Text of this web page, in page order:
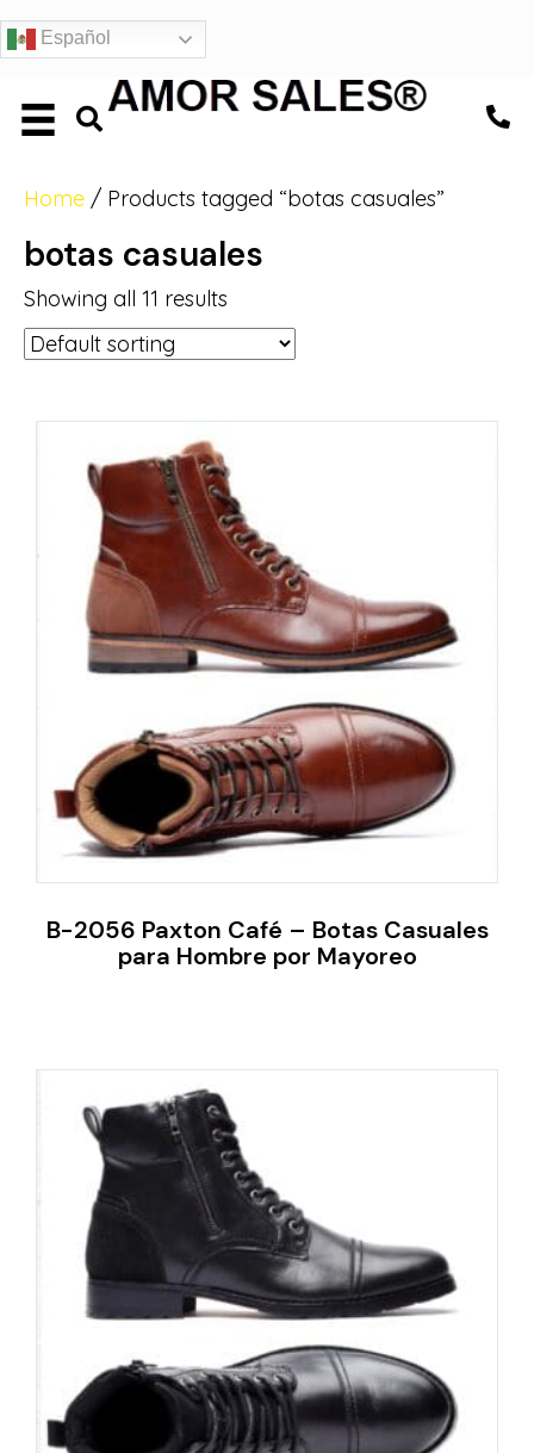
Español
Home / Products tagged “botas casuales”
botas casuales
Showing all 11 results
B-2056 Paxton Café – Botas Casuales
para Hombre por Mayoreo